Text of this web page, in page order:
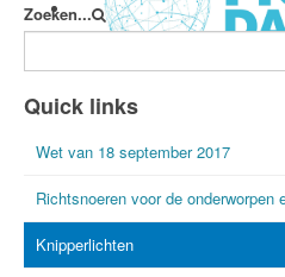
International FIU Day
Zoeken...
Quick links
Wet van 18 september 2017
Richtsnoeren voor de onderworpen
Knipperlichten